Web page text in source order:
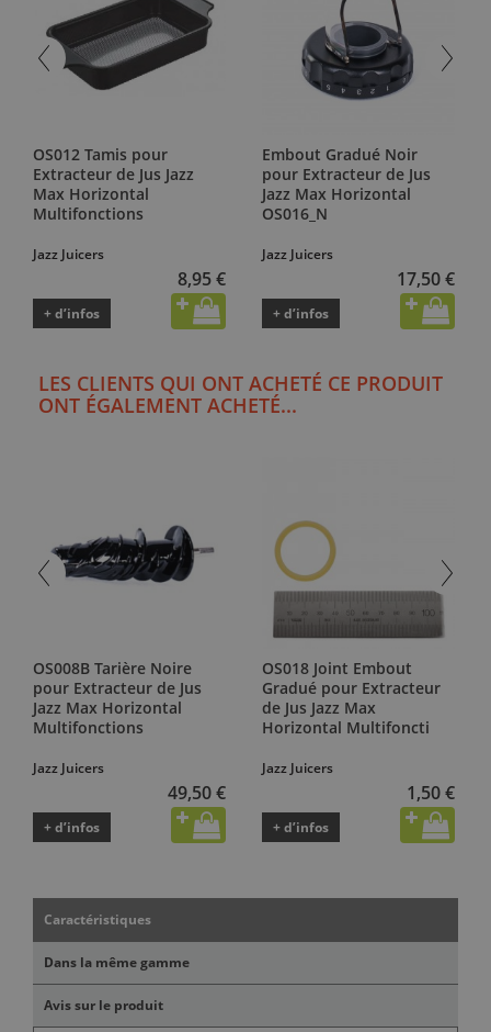
OS012 Tamis pour
Extracteur de Jus Jazz
Max Horizontal
Multifonctions
Jazz Juicers
8,95 €
+ d’infos
Embout Gradué Noir
pour Extracteur de Jus
Jazz Max Horizontal
OS016_N
Jazz Juicers
17,50 €
+ d’infos
LES CLIENTS QUI ONT ACHETÉ CE PRODUIT
ONT ÉGALEMENT ACHETÉ...
OS008B Tarière Noire
pour Extracteur de Jus
Jazz Max Horizontal
Multifonctions
Jazz Juicers
49,50 €
+ d’infos
OS018 Joint Embout
Gradué pour Extracteur
de Jus Jazz Max
Horizontal Multifoncti
Jazz Juicers
1,50 €
+ d’infos
Caractéristiques
Dans la même gamme
Avis sur le produit